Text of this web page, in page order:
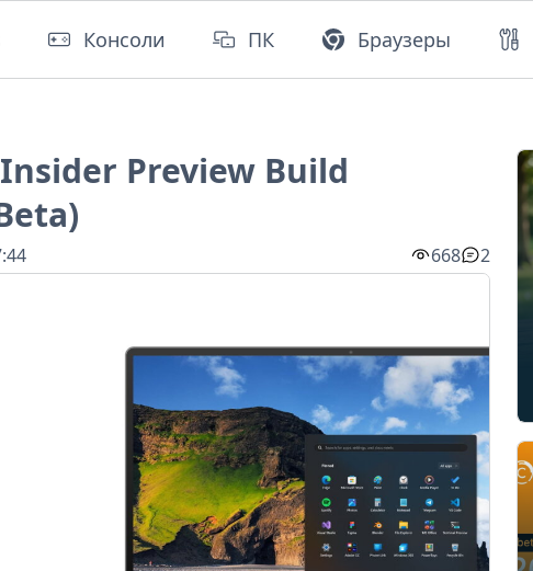
Консоли ПК Браузеры
Preview Build
668 2